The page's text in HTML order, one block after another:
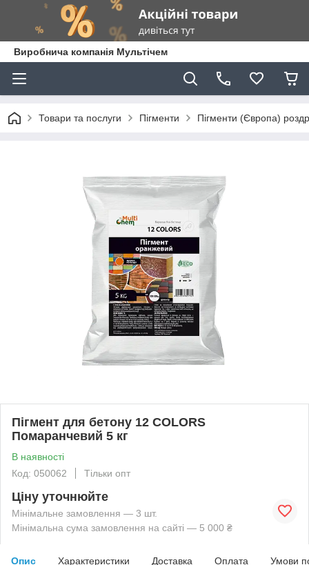
Виробнича компанія Мультічем
Товари та послуги Пігменти Пігменти (Європа)
Пігмент для бетону 12 COLORS
Помаранчевий 5 кг
В наявності
Код: 050062
Тільки опт
Ціну уточнюйте
Мінімальне замовлення — 3 шт.
Мінімальна сума замовлення на сайті — 5 000 ₴
Опис Характеристики Доставка Оплата Умови